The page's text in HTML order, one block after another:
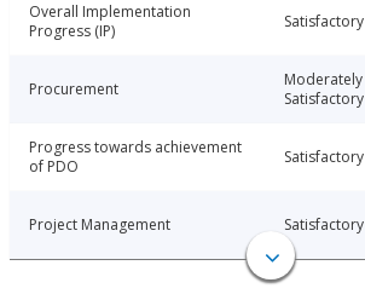
Overall Implementation
Progress (IP)
Satisfactory
Procurement
Moderately
Satisfactory
Progress towards achievement
of PDO
Satisfactory
Project Management Satisfactory